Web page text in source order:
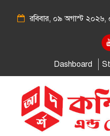
রবিবার, ০৯ অগাস্ট ২০২৬,
Dashboard